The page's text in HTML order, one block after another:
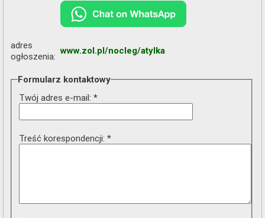
adres
ogłoszenia: www.zol.pl/nocleg/atylka
Formularz kontaktowy
Twój adres e-mail: *
Treść korespondencji: *